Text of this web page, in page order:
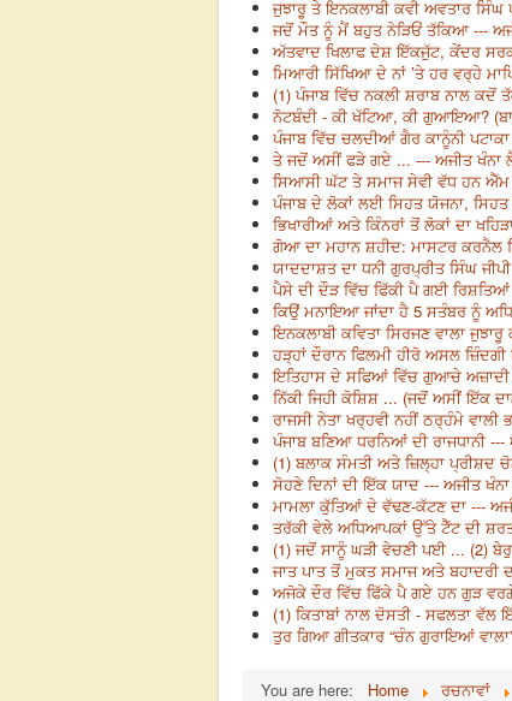
ਜੁਝਾਰੂ ਤੇ ਇਨਕਲਾਬੀ ਕਵੀ ਅਵਤਾਰ
ਜਦੋਂ ਮੌਤ ਨੂੰ ਮੈਂ ਬਹੁਤ ਨੇੜਿਓਂ ਤੱਕਿਆ ---
ਅੱਤਵਾਦ ਖਿਲਾਫ ਦੇਸ਼ ਇੱਕਜੁੱਟ, ਕੇਂਦਰ
ਮਿਆਰੀ ਸਿੱਖਿਆ ਦੇ ਨਾਂ ’ਤੇ ਹਰ ਵਰ੍ਹੇ
(1) ਪੰਜਾਬ ਵਿੱਚ ਨਕਲੀ ਸ਼ਰਾਬ ਨਾਲ
ਨੋਟਬੰਦੀ - ਕੀ ਖੱਟਿਆ, ਕੀ ਗੁਆਇਆ?
ਪੰਜਾਬ ਵਿੱਚ ਚਲਦੀਆਂ ਗੈਰ ਕਾਨੂੰਨੀ
ਤੇ ਜਦੋਂ ਅਸੀਂ ਫੜੇ ਗਏ ... --- ਅਜੀਤ ਖੰਨਾ
ਸਿਆਸੀ ਘੱਟ ਤੇ ਸਮਾਜ ਸੇਵੀ ਵੱਧ ਹਨ ਐੱਮ
ਪੰਜਾਬ ਦੇ ਲੋਕਾਂ ਲਈ ਸਿਹਤ ਯੋਜਨਾ,
ਭਿਖਾਰੀਆਂ ਅਤੇ ਕਿੰਨਰਾਂ ਤੋਂ ਲੋਕਾਂ ਦਾ
ਗੋਆ ਦਾ ਮਹਾਨ ਸ਼ਹੀਦ: ਮਾਸਟਰ ਕਰਨੈਲ
ਯਾਦਦਾਸ਼ਤ ਦਾ ਧਨੀ ਗੁਰਪ੍ਰੀਤ ਸਿੰਘ
ਪੈਸੇ ਦੀ ਦੌੜ ਵਿੱਚ ਫਿੱਕੀ ਪੈ ਗਈ
ਕਿਉਂ ਮਨਾਇਆ ਜਾਂਦਾ ਹੈ 5 ਸਤੰਬਰ ਨੂੰ
ਇਨਕਲਾਬੀ ਕਵਿਤਾ ਸਿਰਜਣ ਵਾਲਾ
ਹੜ੍ਹਾਂ ਦੌਰਾਨ ਫਿਲਮੀ ਹੀਰੋ ਅਸਲ
ਇਤਿਹਾਸ ਦੇ ਸਫਿਆਂ ਵਿੱਚ ਗੁਆਚੇ ਅਜ਼ਾਦੀ
ਨਿੱਕੀ ਜਿਹੀ ਕੋਸ਼ਿਸ਼ ... (ਜਦੋਂ ਅਸੀਂ ਇੱਕ
ਰਾਜਸੀ ਨੇਤਾ ਖਰ੍ਹਵੀ ਨਹੀਂ ਠਰ੍ਹੰਮੇ
ਪੰਜਾਬ ਬਣਿਆ ਧਰਨਿਆਂ ਦੀ ਰਾਜਧਾਨੀ
(1) ਬਲਾਕ ਸੰਮਤੀ ਅਤੇ ਜ਼ਿਲ੍ਹਾ ਪ੍ਰੀਸ਼ਦ
ਸੋਹਣੇ ਦਿਨਾਂ ਦੀ ਇੱਕ ਯਾਦ --- ਅਜੀਤ
ਮਾਮਲਾ ਕੁੱਤਿਆਂ ਦੇ ਵੱਢਣ-ਕੱਟਣ ਦਾ ---
ਤਰੱਕੀ ਵੇਲੇ ਅਧਿਆਪਕਾਂ ਉੱਤੇ ਟੈੱਟ ਦੀ
(1) ਜਦੋਂ ਸਾਨੂੰ ਘੜੀ ਵੇਚਣੀ ਪਈ ... (2)
ਜਾਤ ਪਾਤ ਤੋਂ ਮੁਕਤ ਸਮਾਜ ਅਤੇ ਬਹਾਦਰੀ
ਅਜੋਕੇ ਦੌਰ ਵਿੱਚ ਫਿੱਕੇ ਪੈ ਗਏ ਹਨ ਗੁੜ
(1) ਕਿਤਾਬਾਂ ਨਾਲ ਦੋਸਤੀ - ਸਫਲਤਾ
ਤੁਰ ਗਿਆ ਗੀਤਕਾਰ “ਚੰਨ ਗੁਰਾਇਆਂ
You are here: Home ਰਚਨਾਵਾਂ